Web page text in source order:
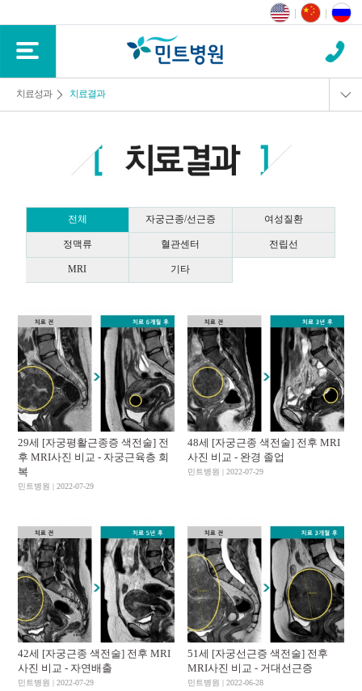
치료성과 치료결과
치료결과
치료후기
전문의칼럼
전체 자궁근종/선근증 여성질환
정맥류 혈관센터 전립선
MRI 기타
29세 [자궁평활근종증 색전술] 전
후 MRI사진 비교 - 자궁근육층 회
복
민트병원 | 2022-07-29
48세 [자궁근종 색전술] 전후 MRI
사진 비교 - 완경 졸업
민트병원 | 2022-07-29
42세 [자궁근종 색전술] 전후 MRI
사진 비교 - 자연배출
민트병원 | 2022-07-29
51세 [자궁선근증 색전술] 전후
MRI사진 비교 - 거대선근증
민트병원 | 2022-06-28